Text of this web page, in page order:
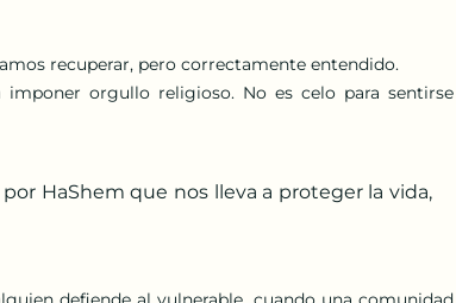
recuperar, pero correctamente entendido.
imponer orgullo religioso. No es celo para sentirse
HaShem que nos lleva a proteger la vida,